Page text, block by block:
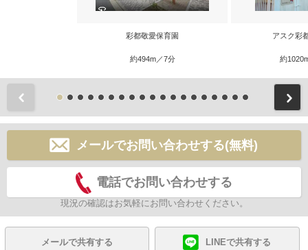
彩都敬愛保育園
約494m／7分
アスク彩
約
メールでお問い合わせする(無料)
電話でお問い合わせする
現況の確認はお気軽にお問い合わせください。
メールで共有する LINEで共有する